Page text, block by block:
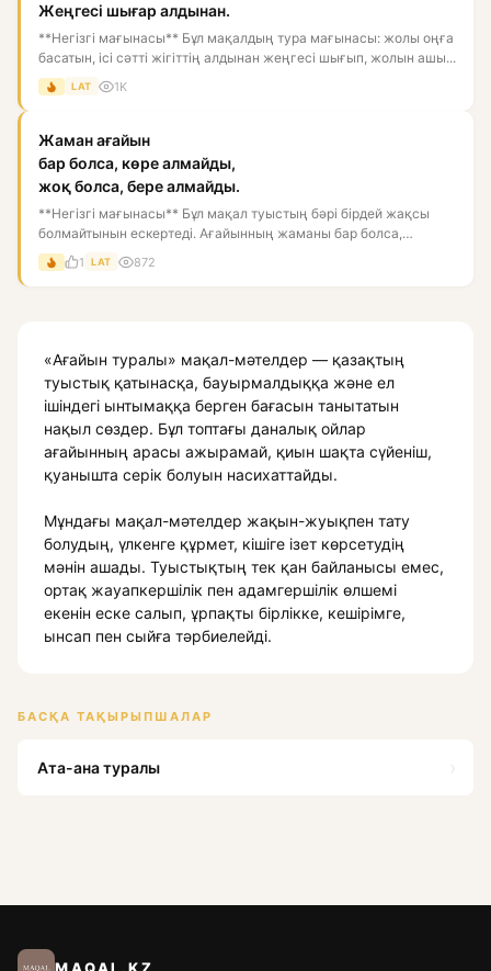
Жеңгесі шығар алдынан.
**Негізгі мағынасы** Бұл мақалдың тура мағынасы: жолы оңға
басатын, ісі сәтті жігіттің алдынан жеңгесі шығып, жолын ашы...
LAT 1K
Жаман ағайын
бар болса, көре алмайды,
жоқ болса, бере алмайды.
**Негізгі мағынасы** Бұл мақал туыстың бәрі бірдей жақсы
болмайтынын ескертеді. Ағайынның жаманы бар болса,
бауырының же...
1 LAT 872
«Ағайын туралы» мақал-мәтелдер — қазақтың
туыстық қатынасқа, бауырмалдыққа және ел
ішіндегі ынтымаққа берген бағасын танытатын
нақыл сөздер. Бұл топтағы даналық ойлар
ағайынның арасы ажырамай, қиын шақта сүйеніш,
қуанышта серік болуын насихаттайды.
Мұндағы мақал-мәтелдер жақын-жуықпен тату
болудың, үлкенге құрмет, кішіге ізет көрсетудің
мәнін ашады. Туыстықтың тек қан байланысы емес,
ортақ жауапкершілік пен адамгершілік өлшемі
екенін еске салып, ұрпақты бірлікке, кешірімге,
ынсап пен сыйға тәрбиелейді.
БАСҚА ТАҚЫРЫПШАЛАР
Ата-ана туралы ›
MAQAL.KZ